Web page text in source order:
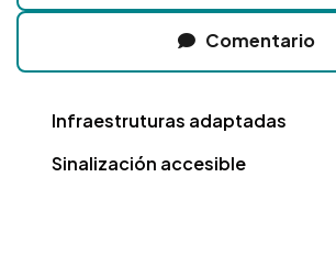
Comentario
Infraestruturas adaptadas
Sinalización accesible